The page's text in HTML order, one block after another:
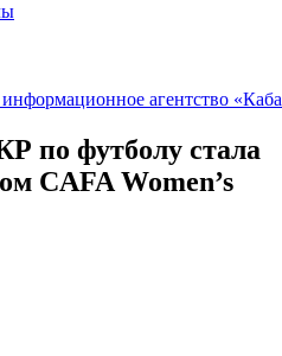
по футболу стала
CAFA Women’s